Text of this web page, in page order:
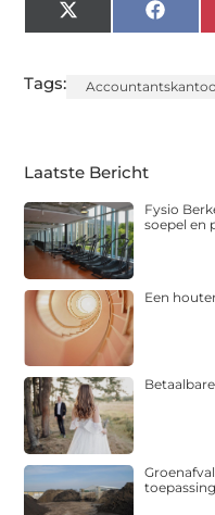
X
(Twitter)
Tags:
Laatste Bericht
Fysio
soepel en
Een